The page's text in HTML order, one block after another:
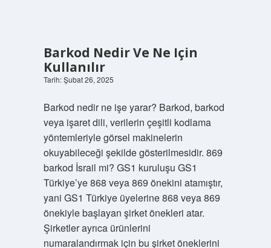
Barkod Nedir Ve Ne Için
Kullanılır
Tarih: Şubat 26, 2025
Barkod nedir ne işe yarar? Barkod, barkod
veya işaret dili, verilerin çeşitli kodlama
yöntemleriyle görsel makinelerin
okuyabileceği şekilde gösterilmesidir. 869
barkod İsrail mi? GS1 kuruluşu GS1
Türkiye’ye 868 veya 869 önekini atamıştır,
yani GS1 Türkiye üyelerine 868 veya 869
önekiyle başlayan şirket önekleri atar.
Şirketler ayrıca ürünlerini
numaralandırmak için bu şirket öneklerini